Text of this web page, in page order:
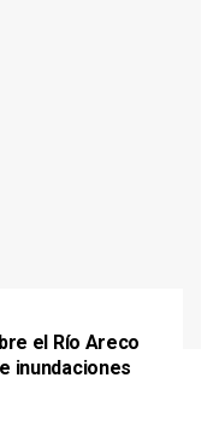
el Río Areco
inundaciones